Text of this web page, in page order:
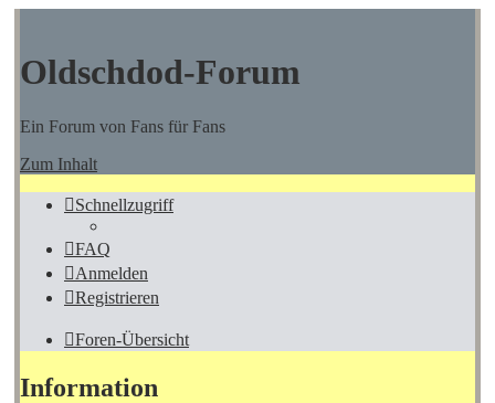
Oldschdod-Forum
Ein Forum von Fans für Fans
Zum Inhalt
Schnellzugriff
FAQ
Anmelden
Registrieren
Foren-Übersicht
Information